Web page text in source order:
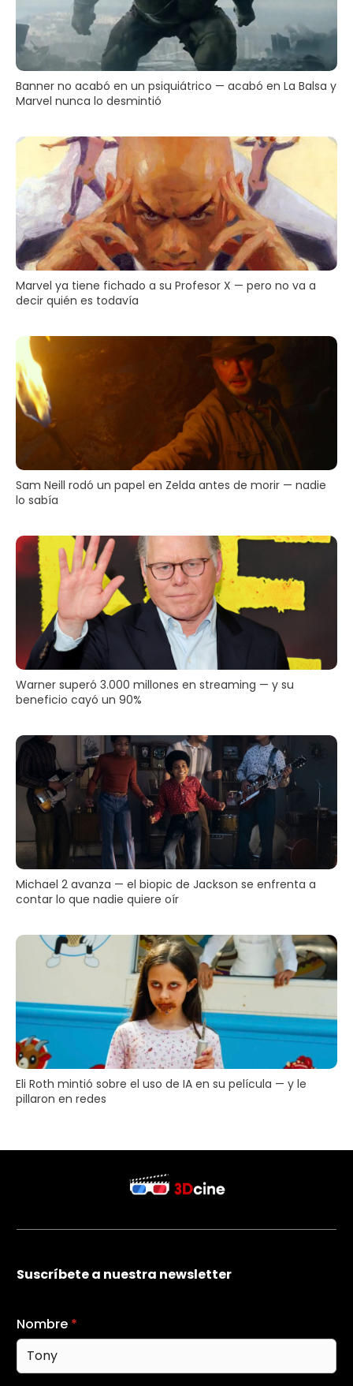
Banner no acabó en un psiquiátrico — acabó en La Balsa y
Marvel nunca lo desmintió
Marvel ya tiene fichado a su Profesor X — pero no va a
decir quién es todavía
Sam Neill rodó un papel en Zelda antes de morir — nadie
lo sabía
Warner superó 3.000 millones en streaming — y su
beneficio cayó un 90%
Michael 2 avanza — el biopic de Jackson se enfrenta a
contar lo que nadie quiere oír
Eli Roth mintió sobre el uso de IA en su película — y le
pillaron en redes
Suscríbete a nuestra newsletter
Nombre *